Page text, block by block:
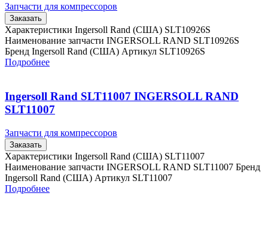
Запчасти для компрессоров
Заказать
Характеристики Ingersoll Rand (США) SLT10926S
Наименование запчасти INGERSOLL RAND SLT10926S
Бренд Ingersoll Rand (США) Артикул SLT10926S
Подробнее
Ingersoll Rand SLT11007 INGERSOLL RAND
SLT11007
Запчасти для компрессоров
Заказать
Характеристики Ingersoll Rand (США) SLT11007
Наименование запчасти INGERSOLL RAND SLT11007 Бренд
Ingersoll Rand (США) Артикул SLT11007
Подробнее